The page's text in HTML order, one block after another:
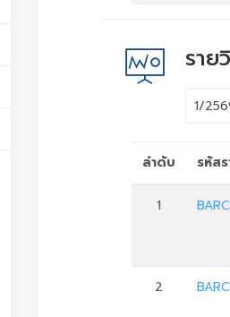
ราย
ลำดับ รหัส
1
2